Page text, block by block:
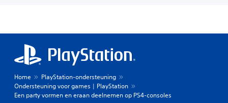
Home
PlayStation-ondersteuning
Ondersteuning voor games | PlayStation
Een party vormen en eraan deelnemen op PS4-consoles